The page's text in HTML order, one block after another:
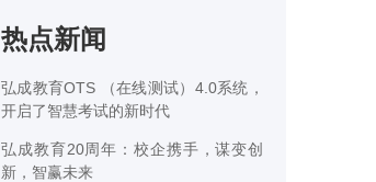
热点新闻
弘成教育OTS （在线测试）4.0系统，
开启了智慧考试的新时代
弘成教育20周年：校企携手，谋变创
新，智赢未来